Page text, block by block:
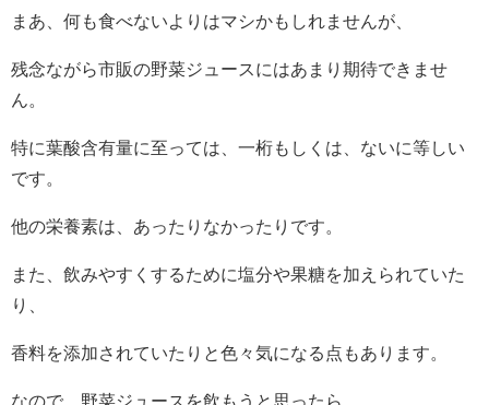
まあ、何も食べないよりはマシかもしれませんが、
残念ながら市販の野菜ジュースにはあまり期待できませ
ん。
特に葉酸含有量に至っては、一桁もしくは、ないに等しい
です。
他の栄養素は、あったりなかったりです。
また、飲みやすくするために塩分や果糖を加えられていた
り、
香料を添加されていたりと色々気になる点もあります。
なので、野菜ジュースを飲もうと思ったら、